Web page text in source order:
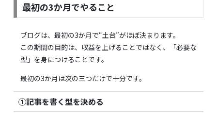
最初の3か月でやること
ブログは、最初の3か月で“土台”がほぼ決まります。
この期間の目的は、収益を上げることではなく、「必要な
型」を身につけることです。
最初の3か月は次の三つだけで十分です。
①記事を書く型を決める